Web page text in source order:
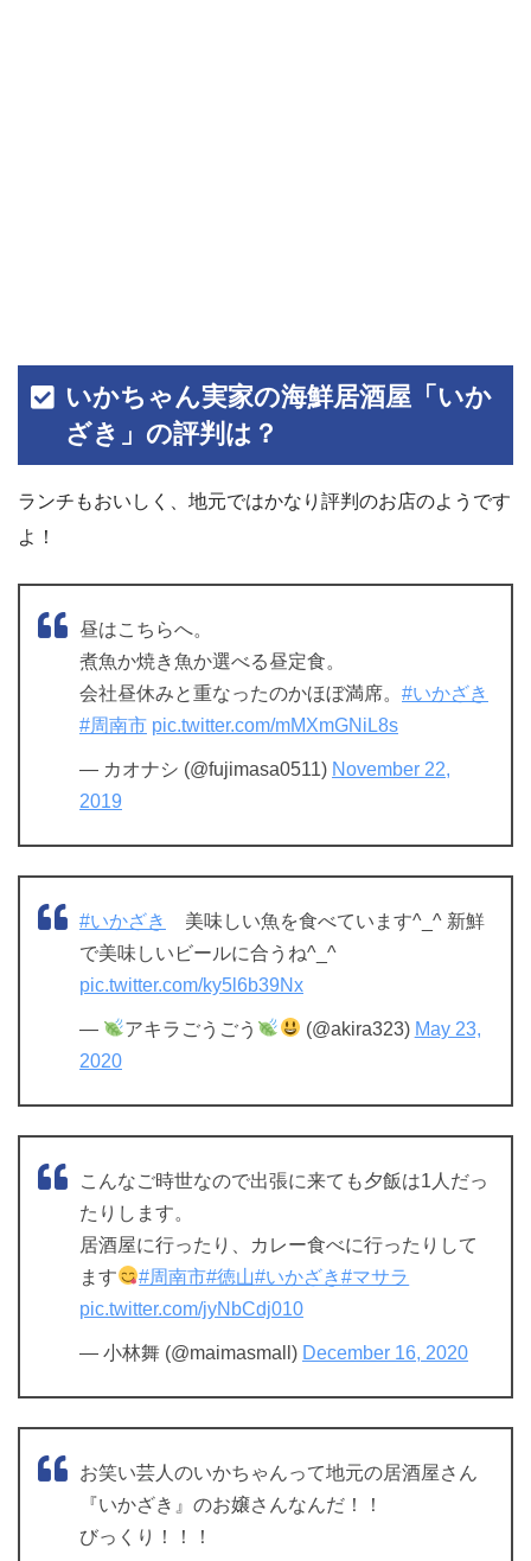
いかちゃん実家の海鮮居酒屋「いか
ざき」の評判は？
ランチもおいしく、地元ではかなり評判のお店のようです
よ！
昼はこちらへ。
煮魚か焼き魚か選べる昼定食。
会社昼休みと重なったのかほぼ満席。 #いかざき
#周南市 pic.twitter.com/mMXmGNiL8s
— カオナシ (@fujimasa0511) November 22,
2019
#いかざき
美味しい魚を食べています^_^ 新鮮
で美味しいビールに合うね^_^
pic.twitter.com/ky5l6b39Nx
— アキラごうごう (@akira323) May 23,
2020
こんなご時世なので出張に来ても夕飯は1人だっ
たりします。
居酒屋に行ったり、カレー食べに行ったりして
ます
#周南市#徳山#いかざき#マサラ
pic.twitter.com/jyNbCdj010
— 小林舞 (@maimasmall) December 16, 2020
お笑い芸人のいかちゃんって地元の居酒屋さん
『いかざき』のお嬢さんなんだ！！
びっくり！！！